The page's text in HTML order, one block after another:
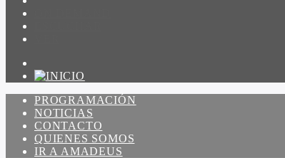
PROGRAMACIÓN
NOTICIAS
CONTACTO
QUIENES SOMOS
IR A AMADEUS